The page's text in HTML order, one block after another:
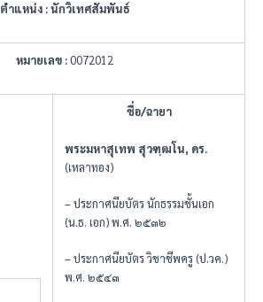
ตำแหน่ง : นักวิเทศสัมพันธ์
หมายเลข : 0072012
ชื่อ/ฉายา
พระมหาสุเทพ สุวฑฒโน, ดร.
(เหลาทอง)​
– ประกาศนียบัตร นักธรรมชั้นเอก
(น.ธ. เอก) พ.ศ. ๒๕๓๒
– ประกาศนียบัตร วิชาชีพครู (ป.วค.)
พ.ศ. ๒๕๔๓